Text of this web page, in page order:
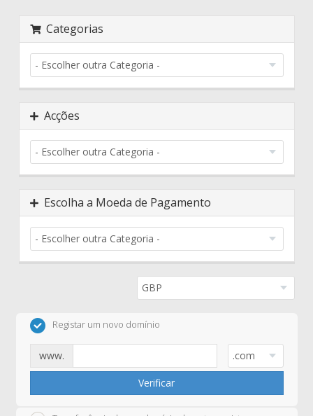
Categorias
Acções
Escolha a Moeda de Pagamento
Registar um novo domínio
www.
Verificar